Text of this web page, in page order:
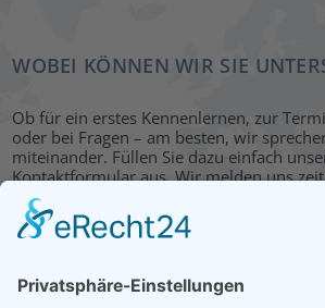
WOBEI KÖNNEN WIR SIE
Ob für ein erstes Kennenlernen, zur
oder bei Fragen – am besten, wir
miteinander. Füllen Sie dazu einfach
Kontaktformular aus. Wir melden uns
KONTAKT